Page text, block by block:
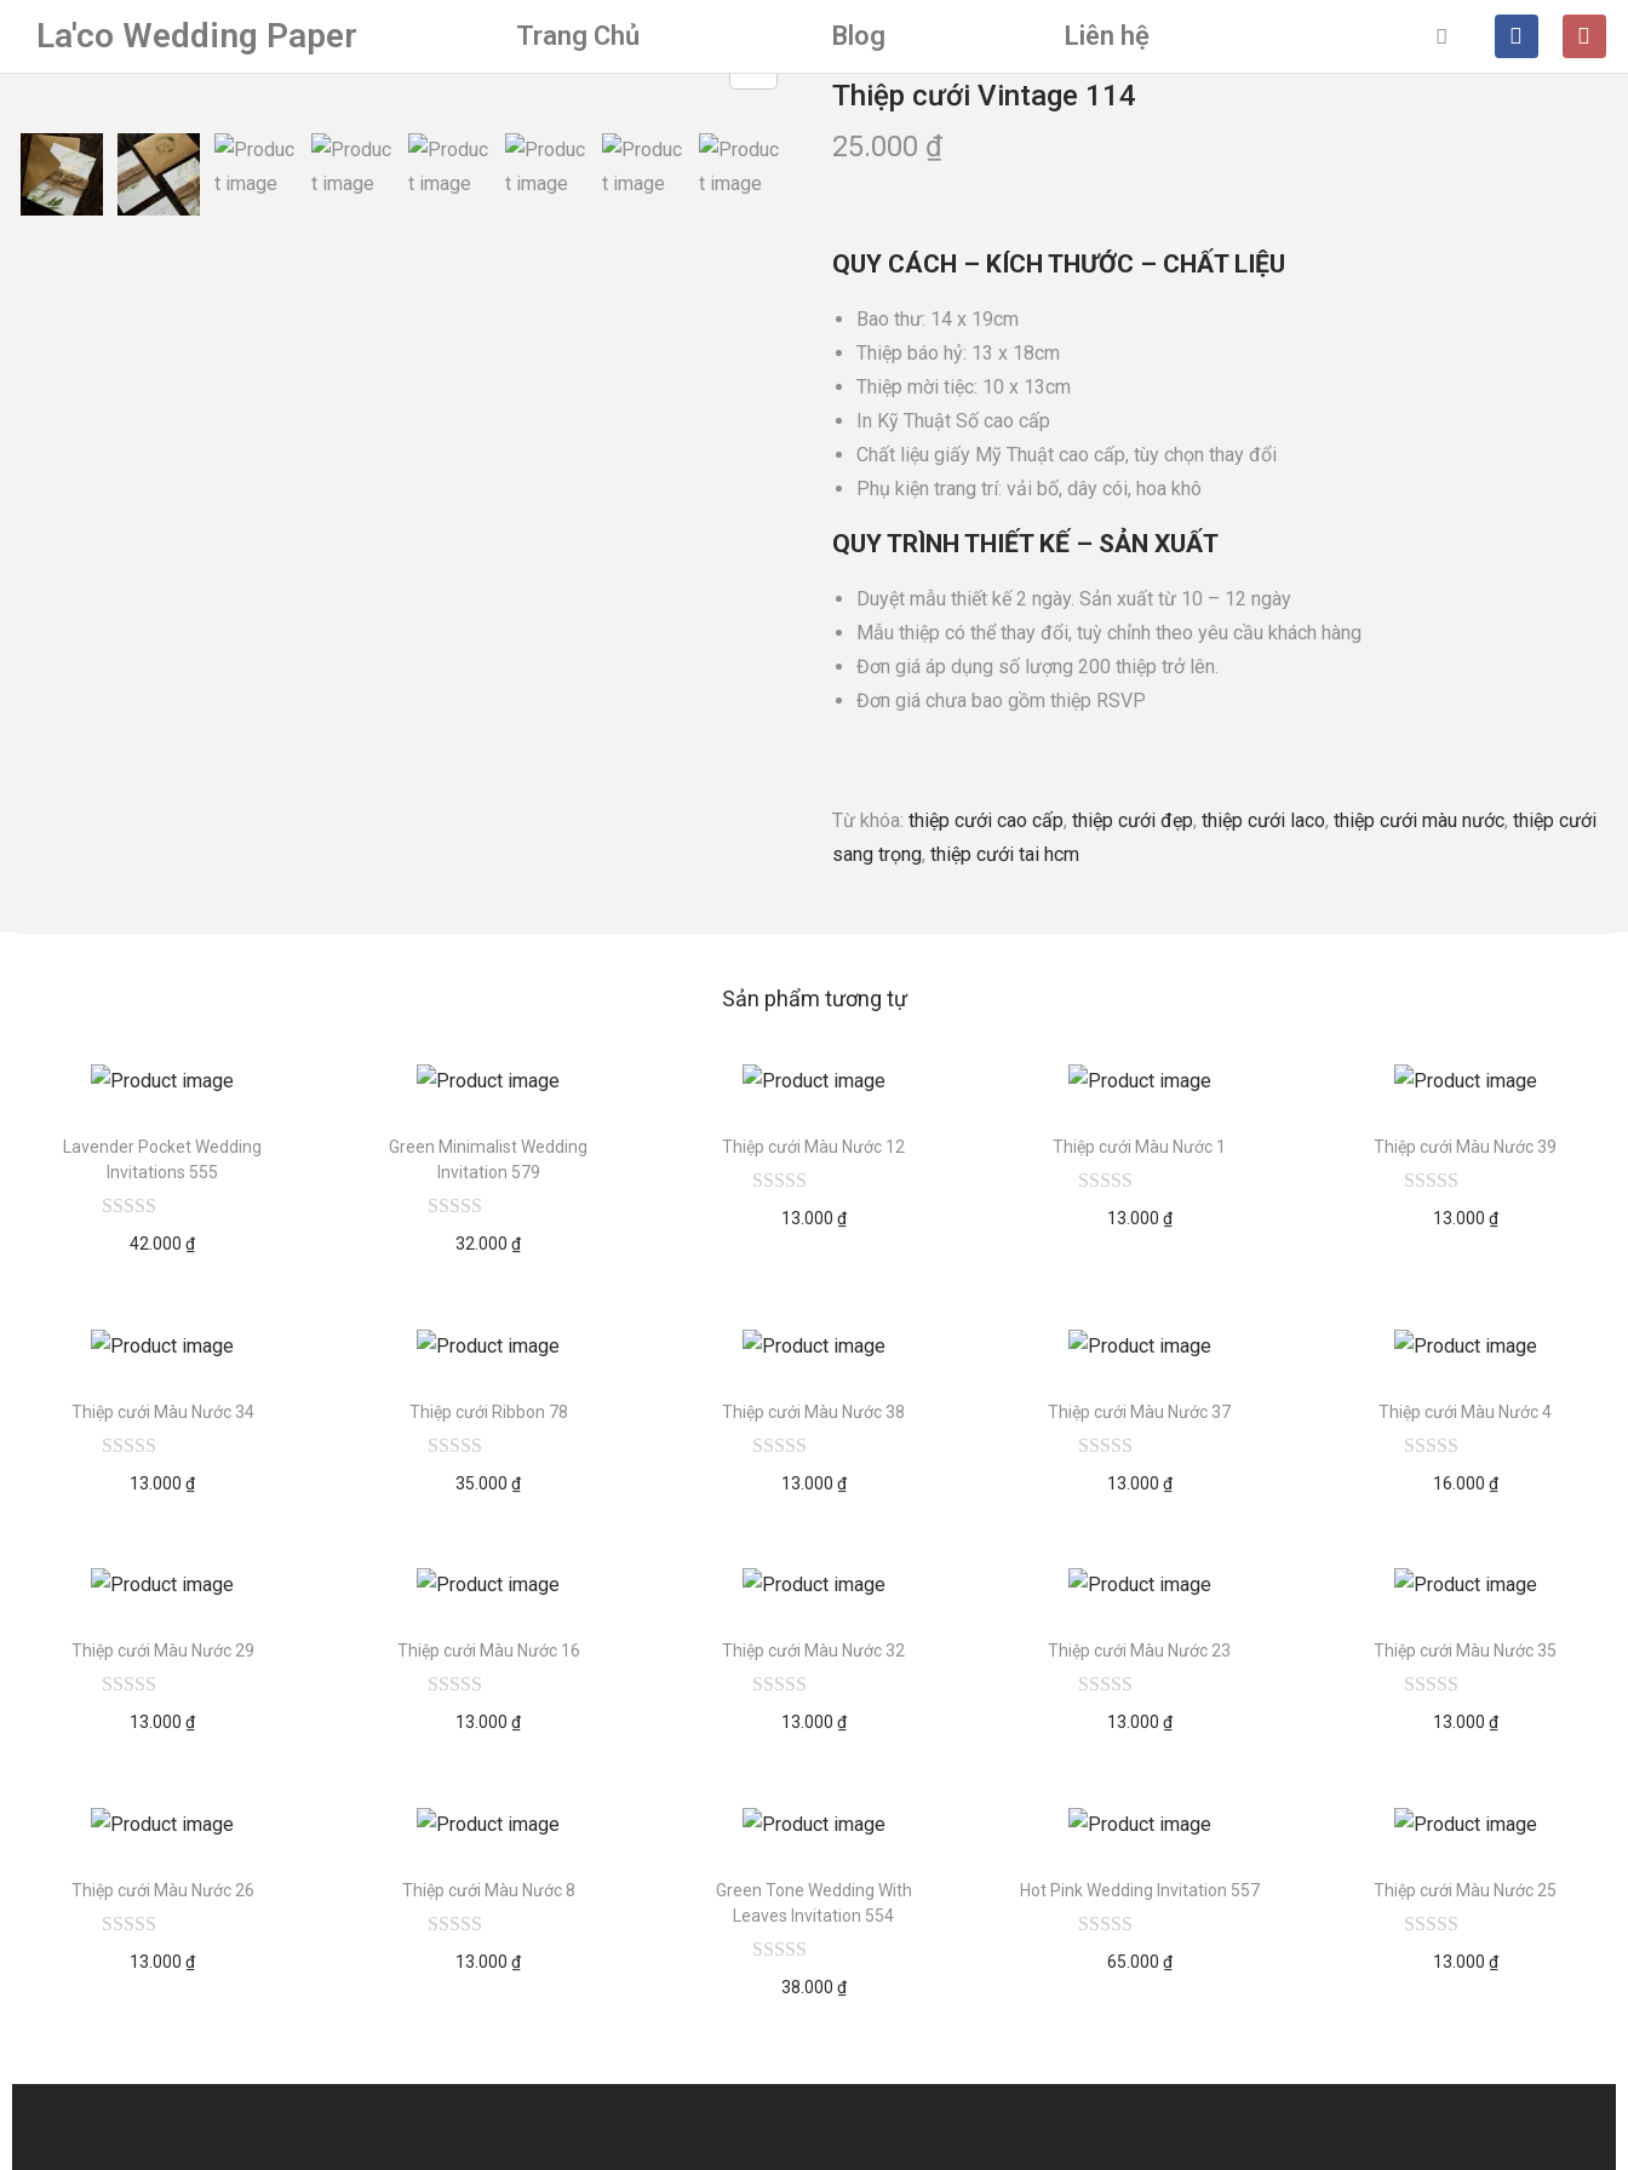
La'co Wedding Paper Trang Chủ Blog Liên hệ
Thiệp cưới Vintage 114
25.000 ₫
QUY CÁCH – KÍCH THƯỚC – CHẤT LIỆU
Bao thư: 14 x 19cm
Thiệp báo hỷ: 13 x 18cm
Thiệp mời tiệc: 10 x 13cm
In Kỹ Thuật Số cao cấp
Chất liệu giấy Mỹ Thuật cao cấp, tùy chọn thay đổi
Phụ kiện trang trí: vải bố, dây cói, hoa khô
QUY TRÌNH THIẾT KẾ – SẢN XUẤT
Duyệt mẫu thiết kế 2 ngày. Sản xuất từ 10 – 12 ngày
Mẫu thiệp có thể thay đổi, tuỳ chỉnh theo yêu cầu khách hàng
Đơn giá áp dụng số lượng 200 thiệp trở lên.
Đơn giá chưa bao gồm thiệp RSVP
Từ khóa: thiệp cưới cao cấp, thiệp cưới đẹp, thiệp cưới laco, thiệp cưới màu nước, thiệp cưới
sang trọng, thiệp cưới tai hcm
Sản phẩm tương tự
Lavender Pocket Wedding
Invitations 555
42.000₫
Green Minimalist Wedding
Invitation 579
32.000₫
Thiệp cưới Màu Nước 12
13.000 ₫
Thiệp cưới Màu Nước 1
13.000 ₫
Thiệp cưới Màu Nước 39
13.000 ₫
Thiệp cưới Màu Nước 34
13.000₫
Thiệp cưới Ribbon 78
35.000₫
Thiệp cưới Màu Nước 38
13.000 ₫
Thiệp cưới Màu Nước 37
13.000 ₫
Thiệp cưới Màu Nước 4
16.000 ₫
Thiệp cưới Màu Nước 29
13.000₫
Thiệp cưới Màu Nước 16
13.000₫
Thiệp cưới Màu Nước 32
13.000 ₫
Thiệp cưới Màu Nước 23
13.000 ₫
Thiệp cưới Màu Nước 35
13.000 ₫
Thiệp cưới Màu Nước 26
13.000₫
Thiệp cưới Màu Nước 8
13.000₫
Green Tone Wedding With
Leaves Invitation 554
38.000 ₫
Hot Pink Wedding Invitation 557
65.000 ₫
Thiệp cưới Màu Nước 25
13.000 ₫